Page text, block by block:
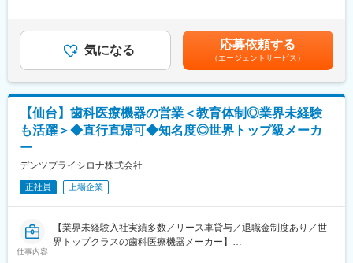
エリア内はLINEや電話、メールなどで密に情報交換が行われてお
り、対面では月に2回のMTGによって交流することができます。
他、全社員MTGが年に2回実施され、他エリア営業担当やバック
オフィス社員とも交流する機会があります。
◎研修制度
入社後研修では座学やOJT、ロープレ等も実施。安心して営業活
動を開始していただける環境を整えています。
・自社製品の販売と販売後フォローなどの営業活動やソリューシ
ョン提案
※製品毎に技術営業の方が社内にいるため、専門性が高い分野の営
業は同行します。
■ミッション／身につくスキル
顧客の導入・購入形態に関して多岐にわたる提案を求められるた
め、戦略的な思考で提案型の営業活動を行い、シェア拡大がミッ
高品質かつ、医療従事者様や患者様にとって使い勝手の良い製品
開発をしています。その為、価格勝負ではなく品質をご評価いた
だいて決済に至ることが多く、顧客との関係構築や提案スキルが
■研修制度
給与詳細は経験・能力・前職給与等を踏まえて決定致します。■昇
給：年1回（10月）■賞与：年2回（6月・12月）賃金はあくまでも
目安の金額であり、選考を通じて上下する可能性があります。月
給(月額)は固定手当を含めた表記です。
気になる 応募依頼する
（エージェントサービス）
【仙台】歯科医療機器の営業＜教育体制◎業界未経験
も活躍＞◆直行直帰可◆知名度◎世界トップ級メーカ
ー
デンツプライシロナ株式会社
正社員 上場企業
仕事内容
【業界未経験入社実績多数／リース車貸与／退職金制度あり／世
界トップクラスの歯科医療機器メーカー】